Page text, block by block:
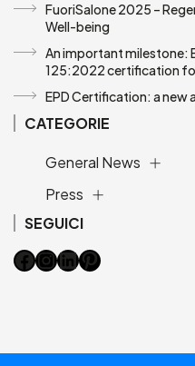
FuoriSalone 2025 –
Well-being
An important milestone:
125:2022 certification
EPD Certification: a new
CATEGORIE
General News
Press
SEGUICI
Facebook
Instagram
LinkedIn
Pinterest